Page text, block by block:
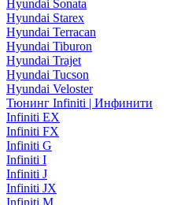
Hyundai Sonata
Hyundai Starex
Hyundai Terracan
Hyundai Tiburon
Hyundai Trajet
Hyundai Tucson
Hyundai Veloster
Тюнинг Infiniti | Инфинити
Infiniti EX
Infiniti FX
Infiniti G
Infiniti I
Infiniti J
Infiniti JX
Infiniti M